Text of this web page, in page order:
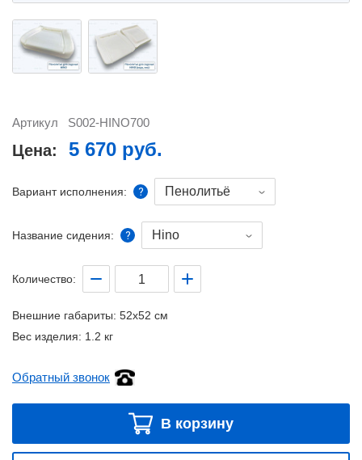
Артикул S002-HINO700
Цена: 5 670 руб.
Вариант исполнения: Пенолитьё
Название сидения: Hino
Количество:
Внешние габариты: 52x52 см
Вес изделия: 1.2 кг
Обратный звонок
В корзину